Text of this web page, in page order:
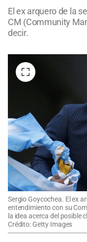
El ex arquero de la
CM (Community
decir.
Sergio Goycochea. El ex
entendimiento con su
la idea acerca del posible
Crédito: Getty Images